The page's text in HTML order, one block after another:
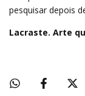
pesquisar depois
Lacraste. Arte